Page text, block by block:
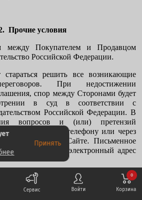
Прочие условия
между Покупателем и Продавцом
Российской Федерации.
решить все возникающие
При недостижении
спор между Сторонами будет
в суд в соответствии с
Российской Федерации. В
вопросов и (или) претензий
к Продавцу по телефону или через
связи на Сайте. Письменное
направлено на электронный адрес
недействительности какого-либо
оферты не влечет за собой
Сервис Войти
0
Корзина
Принять